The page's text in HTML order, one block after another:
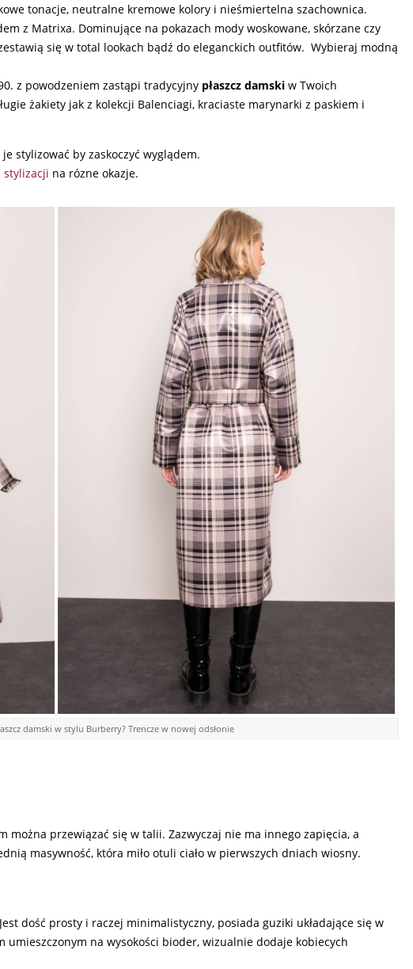
tonacje, neutralne kremowe kolory i nieśmiertelna szachownica.
z Matrixa. Dominujące na pokazach mody woskowane, skórzane czy
się w total lookach bądź do eleganckich outfitów. Wybieraj modną
z powodzeniem zastąpi tradycyjny płaszcz damski w Twoich
żakiety jak z kolekcji Balenciagi, kraciaste marynarki z paskiem i
stylizować by zaskoczyć wyglądem.
stylizacji na rózne okazje.
damski w stylu Burberry? Trencze w nowej odsłonie
można przewiązać się w talii. Zazwyczaj nie ma innego zapięcia, a
masywność, która miło otuli ciało w pierwszych dniach wiosny.
dość prosty i raczej minimalistyczny, posiada guziki układające się w
na wysokości bioder, wizualnie dodaje kobiecych